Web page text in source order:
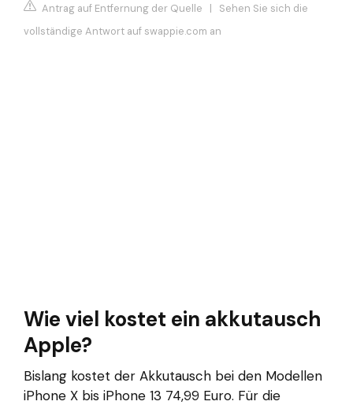
Antrag auf Entfernung der Quelle | Sehen Sie sich die
vollständige Antwort auf swappie.com an
Wie viel kostet ein akkutausch
Apple?
Bislang kostet der Akkutausch bei den Modellen
iPhone X bis iPhone 13 74,99 Euro. Für die